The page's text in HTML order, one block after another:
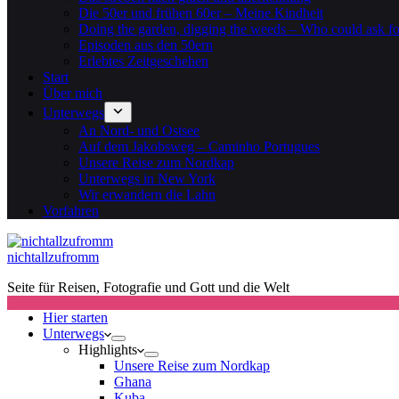
Die 50er und frühen 60er – Meine Kindheit
Doing the garden, digging the weeds – Who could ask
Episoden aus den 50ern
Erlebtes Zeitgeschehen
Start
Über mich
Unterwegs
An Nord- und Ostsee
Auf dem Jakobsweg – Caminho Portugues
Unsere Reise zum Nordkap
Unterwegs in New York
Wir erwandern die Lahn
Vorfahren
nichtallzufromm
Seite für Reisen, Fotografie und Gott und die Welt
Hier starten
Unterwegs
Highlights
Unsere Reise zum Nordkap
Ghana